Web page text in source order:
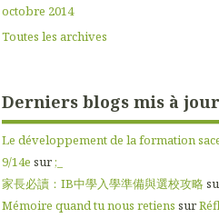
octobre 2014
Toutes les archives
Derniers blogs mis à jour
Le développement de la formation
9/14e sur;_
家長必讀：IB中學入學準備與選校攻略
Mémoire quand tu nous retiens sur